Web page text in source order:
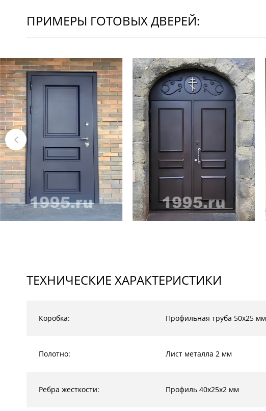
ПРИМЕРЫ ГОТОВЫХ ДВЕРЕЙ:
ТЕХНИЧЕСКИЕ ХАРАКТЕРИСТИКИ
Коробка: Профильная труба 50х25 мм
Полотно: Лист металла 2 мм
Ребра жесткости: Профиль 40х25х2 мм